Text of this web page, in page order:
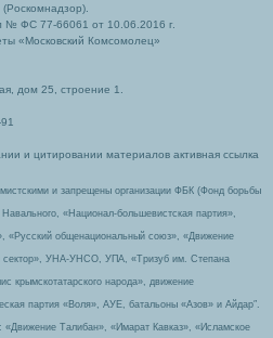
№ ФС 77-66061 от 10.06.2016 г.
«Московский Комсомолец»
дом 25, строение 1.
и цитировании материалов активная ссылка
и запрещены организации ФБК (Фонд борьбы
«Национал-большевистская партия»,
«Русский общенациональный союз», «Движение
сектор», УНА-УНСО, УПА, «Тризуб им. Степана
крымскотатарского народа», движение
партия «Воля», АУЕ, батальоны «Азов» и Айдар″.
«Движение Талибан», «Имарат Кавказ», «Исламское